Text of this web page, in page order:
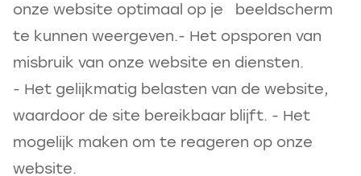
onze website optimaal op je beeldscherm
te kunnen weergeven.- Het opsporen van
misbruik van onze website en diensten.
- Het gelijkmatig belasten van de website,
waardoor de site bereikbaar blijft. - Het
mogelijk maken om te reageren op onze
website.